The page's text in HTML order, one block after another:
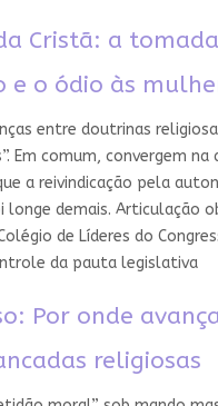
Cristã: a
e o ódio às
entre doutrinas
Em comum, convergem na
a reivindicação pela
longe demais. Articulação
de Líderes do
da pauta legislativa
Por onde
religiosas